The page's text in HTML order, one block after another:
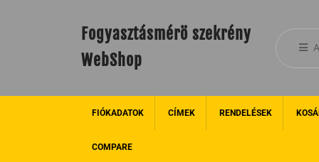
Fogyasztásmérö szekrény
WebShop
FIÓKADATOK CÍMEK RENDELÉSEK
COMPARE